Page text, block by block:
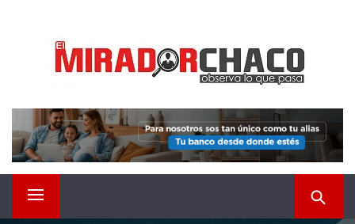
contenido
EL MIRADOR CHACO
Observá lo que pasa
Menú